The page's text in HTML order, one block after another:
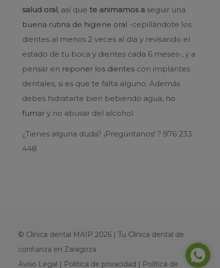
salud oral, así que te animamos a seguir una
buena rutina de higiene oral -cepillándote los
dientes al menos 2 veces al día y revisando el
estado de tu boca y dientes cada 6 meses-, y a
pensar en reponer los dientes con implantes
dentales, si es que te falta alguno. Además
debes hidratarte bien bebiendo agua, no
fumar y no abusar del alcohol.
¿Tienes alguna duda? ¡Pregúntanos! ? 976 233
448
© Clínica dental MAIP 2026 | Tu Clínica dental de
confianza en Zaragoza
Aviso Legal | Política de privacidad | Política de